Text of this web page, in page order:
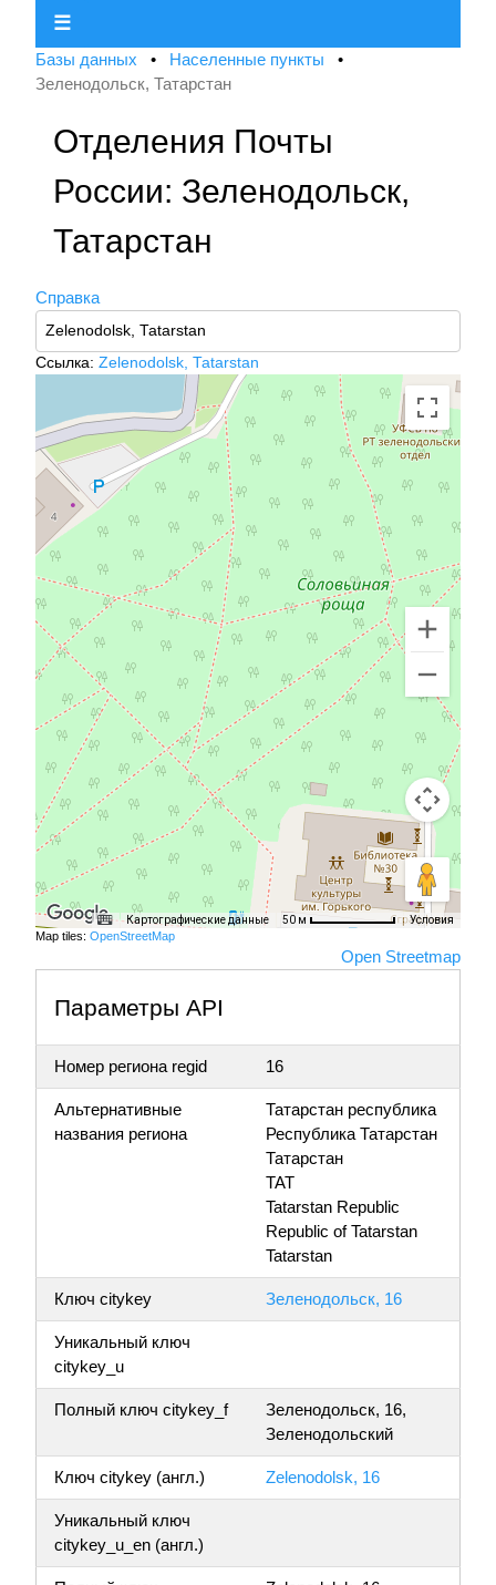
☰
Базы данных • Населенные пункты
•
Зеленодольск, Татарстан
Отделения Почты
России: Зеленодольск,
Татарстан
Справка
Ссылка: Zelenodolsk, Tatarstan
Картографические данные 50 м Условия
Map tiles: OpenStreetMap
Open Streetmap
Параметры API
Номер региона regid 16
Альтернативные
названия региона
Татарстан республика
Республика Татарстан
Татарстан
TAT
Tatarstan Republic
Republic of Tatarstan
Tatarstan
Ключ citykey Зеленодольск, 16
Уникальный ключ
citykey_u
Полный ключ citykey_f
Зеленодольск, 16,
Зеленодольский
Ключ citykey (англ.) Zelenodolsk, 16
Уникальный ключ
citykey_u_en (англ.)